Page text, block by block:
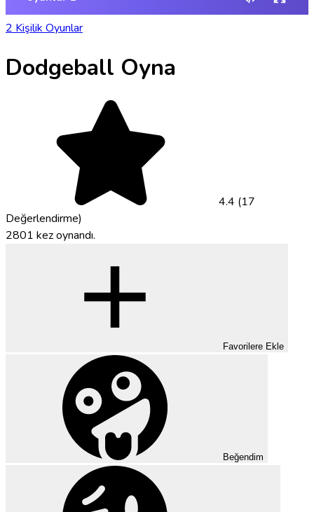
2 Kişilik Oyunlar
Dodgeball Oyna
4.4 (17
Değerlendirme)
2801 kez oynandı.
Favorilere Ekle
Beğendim